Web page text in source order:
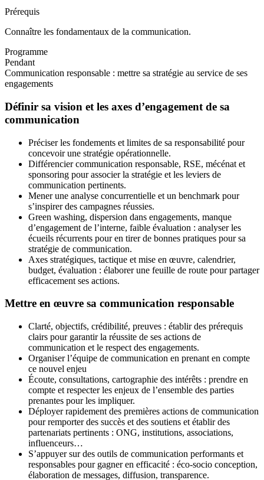
Prérequis
Connaître les fondamentaux de la communication.
Programme
Pendant
Communication responsable : mettre sa stratégie au service de ses
engagements
Définir sa vision et les axes d’engagement de sa
communication
Préciser les fondements et limites de sa responsabilité pour
concevoir une stratégie opérationnelle.
Différencier communication responsable, RSE, mécénat et
sponsoring pour associer la stratégie et les leviers de
communication pertinents.
Mener une analyse concurrentielle et un benchmark pour
s’inspirer des campagnes réussies.
Green washing, dispersion dans engagements, manque
d’engagement de l’interne, faible évaluation : analyser les
écueils récurrents pour en tirer de bonnes pratiques pour sa
stratégie de communication.
Axes stratégiques, tactique et mise en œuvre, calendrier,
budget, évaluation : élaborer une feuille de route pour partager
efficacement ses actions.
Mettre en œuvre sa communication responsable
Clarté, objectifs, crédibilité, preuves : établir des prérequis
clairs pour garantir la réussite de ses actions de
communication et le respect des engagements.
Organiser l’équipe de communication en prenant en compte
ce nouvel enjeu
Écoute, consultations, cartographie des intérêts : prendre en
compte et respecter les enjeux de l’ensemble des parties
prenantes pour les impliquer.
Déployer rapidement des premières actions de communication
pour remporter des succès et des soutiens et établir des
partenariats pertinents : ONG, institutions, associations,
influenceurs…
S’appuyer sur des outils de communication performants et
responsables pour gagner en efficacité : éco-socio conception,
élaboration de messages, diffusion, transparence.